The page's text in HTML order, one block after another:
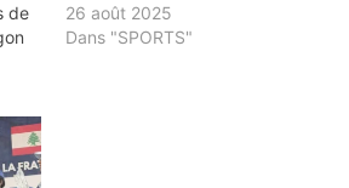
de
26 août 2025
Dans "SPORTS"